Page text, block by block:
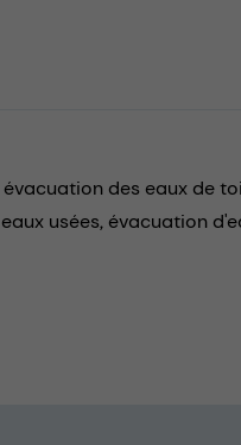
évacuation des eaux de
eaux usées, évacuation